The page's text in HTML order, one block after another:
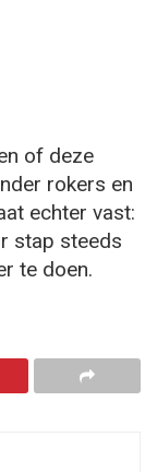
of deze
rokers en
echter vast:
stap steeds
te doen.